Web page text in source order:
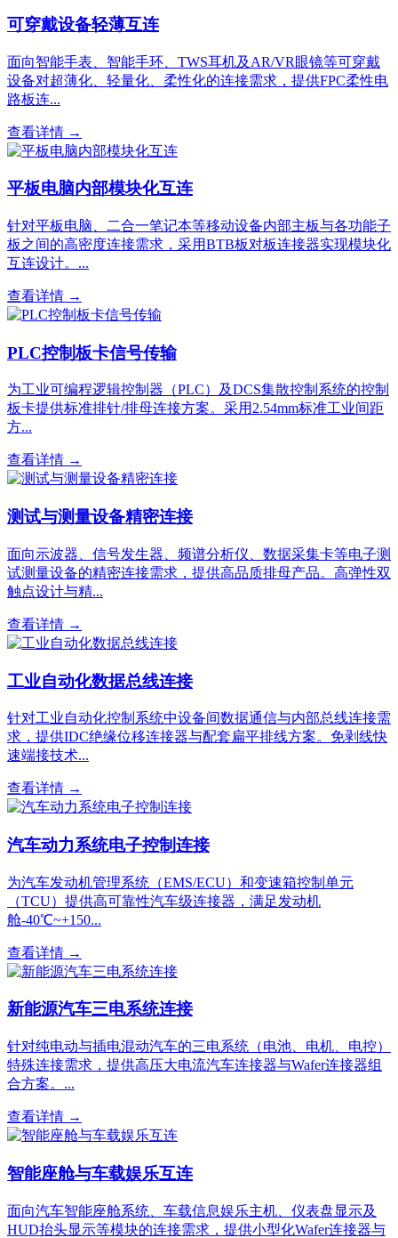
可穿戴设备轻薄互连
面向智能手表、智能手环、TWS耳机及AR/VR眼镜等可穿戴
设备对超薄化、轻量化、柔性化的连接需求，提供FPC柔性电
路板连...
查看详情 →
平板电脑内部模块化互连
针对平板电脑、二合一笔记本等移动设备内部主板与各功能子
板之间的高密度连接需求，采用BTB板对板连接器实现模块化
互连设计。...
查看详情 →
PLC控制板卡信号传输
为工业可编程逻辑控制器（PLC）及DCS集散控制系统的控制
板卡提供标准排针/排母连接方案。采用2.54mm标准工业间距
方...
查看详情 →
测试与测量设备精密连接
面向示波器、信号发生器、频谱分析仪、数据采集卡等电子测
试测量设备的精密连接需求，提供高品质排母产品。高弹性双
触点设计与精...
查看详情 →
工业自动化数据总线连接
针对工业自动化控制系统中设备间数据通信与内部总线连接需
求，提供IDC绝缘位移连接器与配套扁平排线方案。免剥线快
速端接技术...
查看详情 →
汽车动力系统电子控制连接
为汽车发动机管理系统（EMS/ECU）和变速箱控制单元
（TCU）提供高可靠性汽车级连接器，满足发动机
舱-40℃~+150...
查看详情 →
新能源汽车三电系统连接
针对纯电动与插电混动汽车的三电系统（电池、电机、电控）
特殊连接需求，提供高压大电流汽车连接器与Wafer连接器组
合方案。...
查看详情 →
智能座舱与车载娱乐互连
面向汽车智能座舱系统、车载信息娱乐主机、仪表盘显示及
HUD抬头显示等模块的连接需求，提供小型化Wafer连接器与